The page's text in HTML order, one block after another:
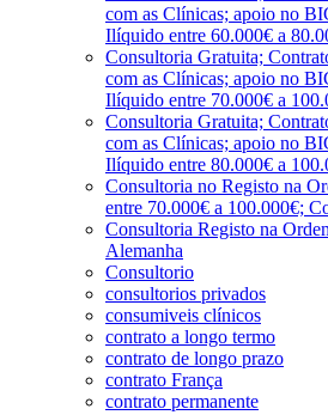
com as Clínicas; apoio no
Ilíquido entre 60.000€ a
Consultoria Gratuita;
com as Clínicas; apoio no
Ilíquido entre 70.000€ a
Consultoria Gratuita;
com as Clínicas; apoio no
Ilíquido entre 80.000€ a
Consultoria no Registo na
entre 70.000€ a 100.000€;
Consultoria Registo na
Alemanha
Consultorio
consultorios privados
consumiveis clínicos
contrato a longo termo
contrato de longo prazo
contrato França
contrato permanente